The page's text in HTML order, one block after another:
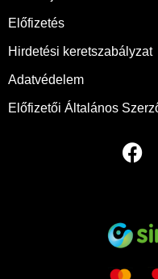
Előfizetés
Hirdetési keretszabályzat
Adatvédelem
Előfizetői Általános